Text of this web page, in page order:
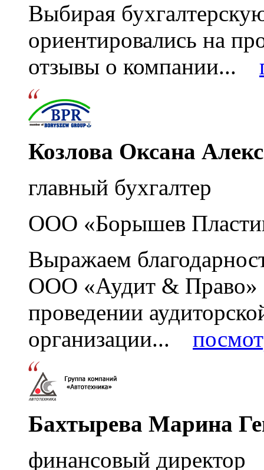
Выбирая
ориентировались на
отзывы о компании...
Козлова Оксана
главный бухгалтер
ООО «Борышев
Выражаем
ООО «Аудит & Право»
проведении
организации...
Бахтырева Марина
финансовый директор